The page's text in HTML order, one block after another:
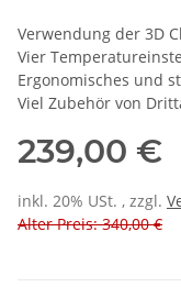
Verwendung der 3D
Vier
Ergonomisches und
Viel Zubehör von
239,00 €
inkl. 20% USt. , zzgl.
Alter Preis: 340,00 €